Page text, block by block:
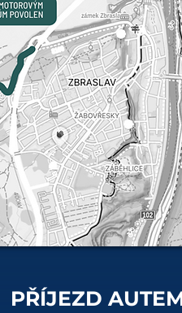
PŘÍJEZD